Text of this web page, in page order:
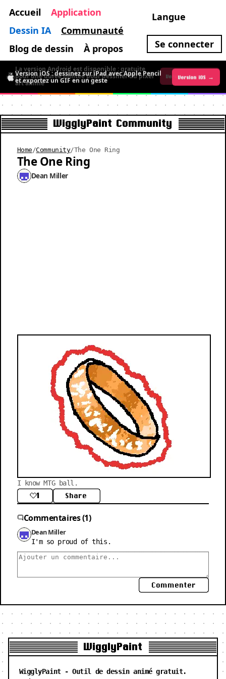
Accueil
Application
Dessin IA
Communauté
Blog de dessin
À propos
Langue
Se connecter
La version Android est disponible : gratuite
pour une durée limitée pour dessiner du pixel
art animé
Version Android →
Version iOS : dessinez sur iPad avec Apple Pencil
et exportez un GIF en un geste
Version iOS →
WigglyPaint Community
Home /Community/The One Ring
The One Ring
Dean Miller
I know MTG ball.
1 Share
Commentaires (1)
Dean Miller
I'm so proud of this.
Commenter
WigglyPaint
WigglyPaint - Outil de dessin animé gratuit.